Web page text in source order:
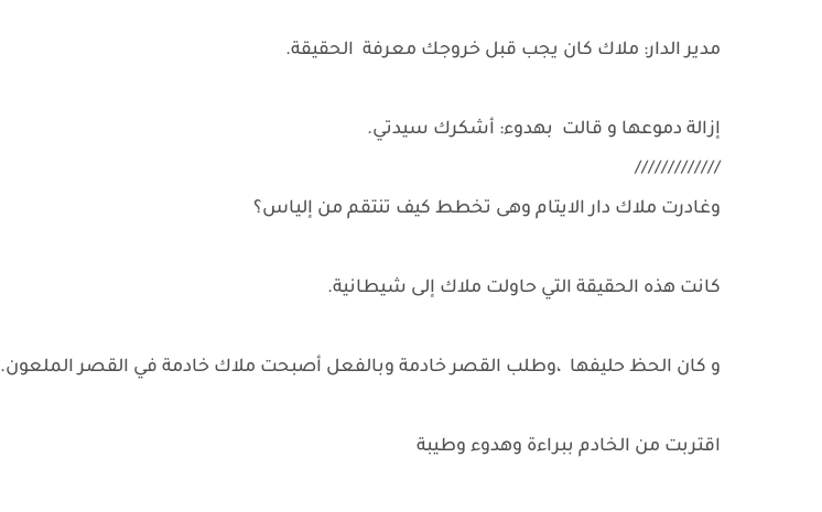
مدير الدار: ملاك كان يجب قبل خروجك معرفة الحقيقة.
إزالة دموعها و قالت بهدوء: أشكرك سيدتي.
/////////////
وغادرت ملاك دار الايتام وهى تخطط كيف تنتقم من إلياس؟
كانت هذه الحقيقة التي حاولت ملاك إلى شيطانية.
و كان الحظ حليفها ،وطلب القصر خادمة وبالفعل أصبحت ملاك خادمة في القصر الملعون.
اقتربت من الخادم ببراءة وهدوء وطيبة